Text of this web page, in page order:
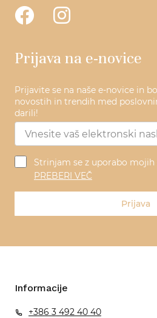
Prijava na e-novice
Prijavite se na naše e-novice in
novostih in trendih med
darili!
Strinjam se z uporabo
PREBERI VEČ
Prijava
Informacije
+386 3 492 40 40